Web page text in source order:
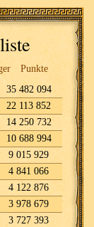
Punkte
35 482 094
22 113 852
14 250 732
10 688 994
9 015 929
4 841 066
4 122 876
3 978 679
3 727 393